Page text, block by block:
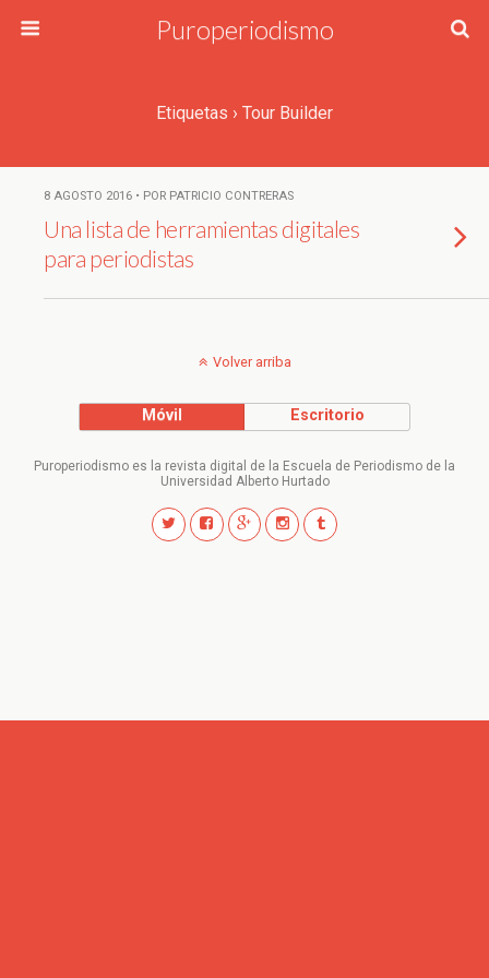
Puroperiodismo
Etiquetas › Tour Builder
8 AGOSTO 2016 • POR PATRICIO CONTRERAS
Una lista de herramientas digitales
para periodistas
Volver arriba
Móvil Escritorio
Puroperiodismo es la revista digital de la Escuela de Periodismo de la
Universidad Alberto Hurtado